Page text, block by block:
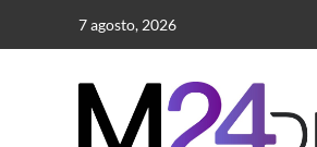
7 agosto, 2026